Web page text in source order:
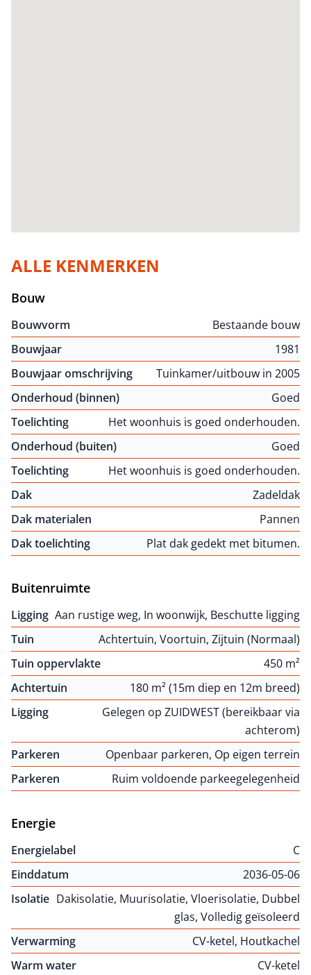
ALLE KENMERKEN
Bouw
Bouwvorm
Bestaande bouw
Bouwjaar
1981
Bouwjaar omschrijving
Tuinkamer/uitbouw in 2005
Onderhoud (binnen)
Goed
Toelichting
Het woonhuis is goed onderhouden.
Onderhoud (buiten)
Goed
Toelichting
Het woonhuis is goed onderhouden.
Dak
Zadeldak
Dak materialen
Pannen
Dak toelichting
Plat dak gedekt met bitumen.
Buitenruimte
Ligging Aan rustige weg, In woonwijk, Beschutte ligging
Tuin
Achtertuin, Voortuin, Zijtuin (Normaal)
Tuin oppervlakte
450 m²
Achtertuin
180 m² (15m diep en 12m breed)
Ligging
Gelegen op ZUIDWEST (bereikbaar via
achterom)
Parkeren
Openbaar parkeren, Op eigen terrein
Parkeren
Ruim voldoende parkeegelegenheid
Energie
Energielabel
C
Einddatum
2036-05-06
Isolatie Dakisolatie, Muurisolatie, Vloerisolatie, Dubbel
glas, Volledig geïsoleerd
Verwarming
CV-ketel, Houtkachel
Warm water
CV-ketel